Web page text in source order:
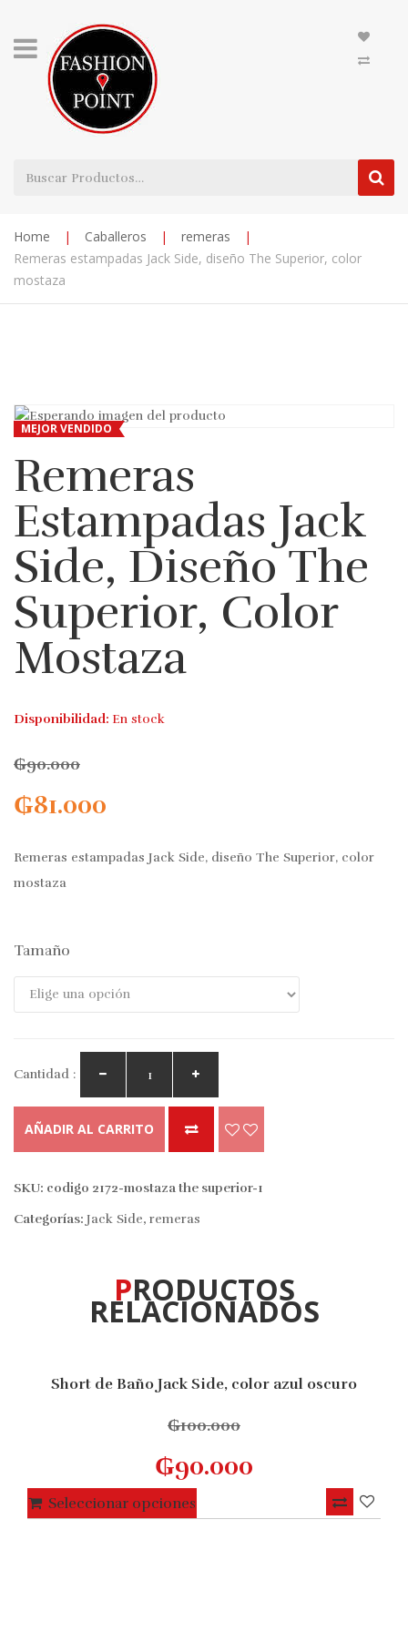
Home | Caballeros | remeras
|
Remeras estampadas Jack Side, diseño The Superior, color
mostaza
MEJOR VENDIDO
Remeras
Estampadas Jack
Side, Diseño The
Superior, Color
Mostaza
Disponibilidad: En stock
₲90.000
₲81.000
Remeras estampadas Jack Side, diseño The Superior, color
mostaza
Tamaño
Cantidad :
AÑADIR AL CARRITO
SKU: codigo 2172-mostaza the superior-1
Categorías: Jack Side, remeras
PRODUCTOS
RELACIONADOS
10% OFF
Short de Baño Jack Side, color azul oscuro
₲100.000
₲90.000
Seleccionar opciones
producto